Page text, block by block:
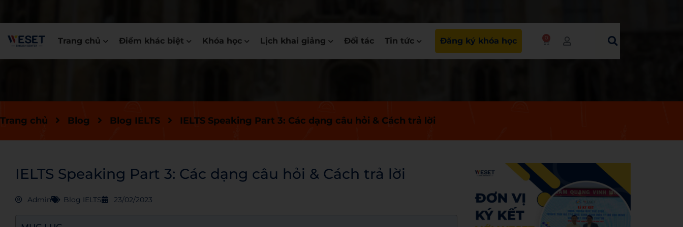
Trang chủ Điểm khác biệt Khóa học Lịch khai giảng Đối tác Tin tức Đăng ký khóa học 0
Trang chủ Blog Blog IELTS IELTS Speaking Part 3: Các dạng câu hỏi & Cách trả lời
IELTS Speaking Part 3: Các dạng câu hỏi & Cách trả lời
Admin Blog IELTS 23/02/2023